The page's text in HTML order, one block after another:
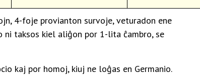
4-foje provianton survoje, veturadon ene
ni taksos kiel aliĝon por 1-lita ĉambro, se
kaj por homoj, kiuj ne loĝas en Germanio.